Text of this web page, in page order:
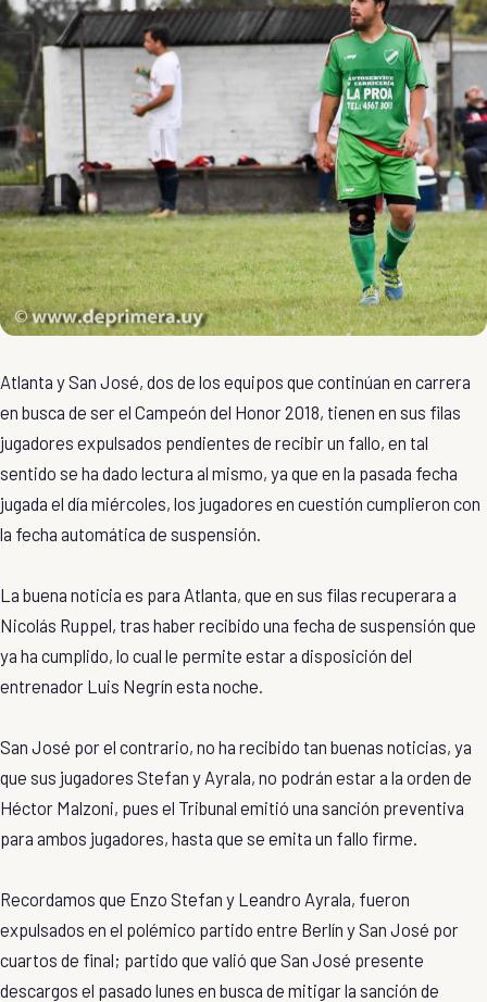
Atlanta y San José, dos de los equipos que continúan en carrera
en busca de ser el Campeón del Honor 2018, tienen en sus filas
jugadores expulsados pendientes de recibir un fallo, en tal
sentido se ha dado lectura al mismo, ya que en la pasada fecha
jugada el día miércoles, los jugadores en cuestión cumplieron con
la fecha automática de suspensión.
La buena noticia es para Atlanta, que en sus filas recuperara a
Nicolás Ruppel, tras haber recibido una fecha de suspensión que
ya ha cumplido, lo cual le permite estar a disposición del
entrenador Luis Negrín esta noche.
San José por el contrario, no ha recibido tan buenas noticias, ya
que sus jugadores Stefan y Ayrala, no podrán estar a la orden de
Héctor Malzoni, pues el Tribunal emitió una sanción preventiva
para ambos jugadores, hasta que se emita un fallo firme.
Recordamos que Enzo Stefan y Leandro Ayrala, fueron
expulsados en el polémico partido entre Berlín y San José por
cuartos de final; partido que valió que San José presente
descargos el pasado lunes en busca de mitigar la sanción de